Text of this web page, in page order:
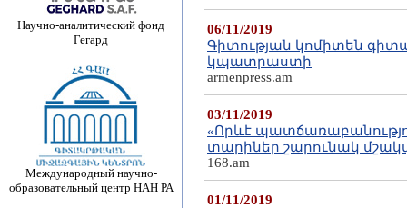
Научно-аналитический фонд
Гегард
Международный научно-
образовательный центр НАН РА
06/11/2019
Գիտության կոմիտեն
կպատրաստի
armenpress.am
03/11/2019
«Որևէ
տարիներ շարունակ
168.am
01/11/2019